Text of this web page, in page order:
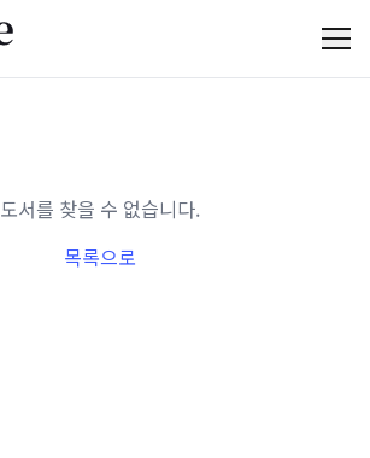
도서를 찾을 수 없습니다.
목록으로